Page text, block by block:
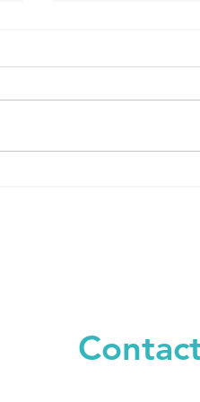
enfants de 0 à 18